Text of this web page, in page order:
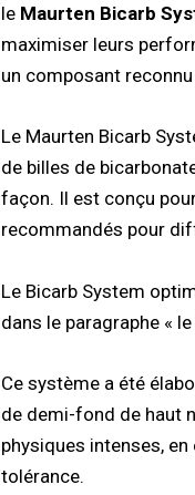
le Maurten Bicarb
maximiser leurs
un composant
Le Maurten Bicarb
de billes de
façon. Il est conçu
recommandés pour
Le Bicarb System
dans le paragraphe «
Ce système a été
de demi-fond de haut
physiques intenses,
tolérance.